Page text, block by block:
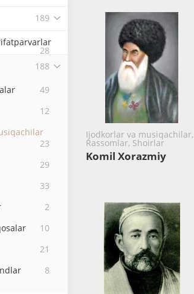
189
28
188
49
12
23
29
33
2
10
21
8
Ijodkorlar va musiqachilar,
Rassomlar, Shoirlar
Komil Xorazmiy